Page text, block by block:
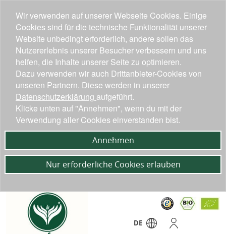
DE
Wir verwenden auf unserer Webseite Cookies. Einige
Cookies sind für die technische Funktionalität unserer
Website unbedingt erforderlich, andere sollen das
Nutzererlebnis unserer Besucher verbessern und uns
helfen, die Inhalte unserer Seite zu optimieren.
Dazu verwenden wir auch Drittanbieter-Cookies von
unseren Partnern. Diese werden in unserer
Datenschutzerklärung aufgeführt.
Klicke unten auf "Annehmen", wenn du mit der
Verwendung aller Cookies einverstanden bist.
Annehmen
Nur erforderliche Cookies erlauben